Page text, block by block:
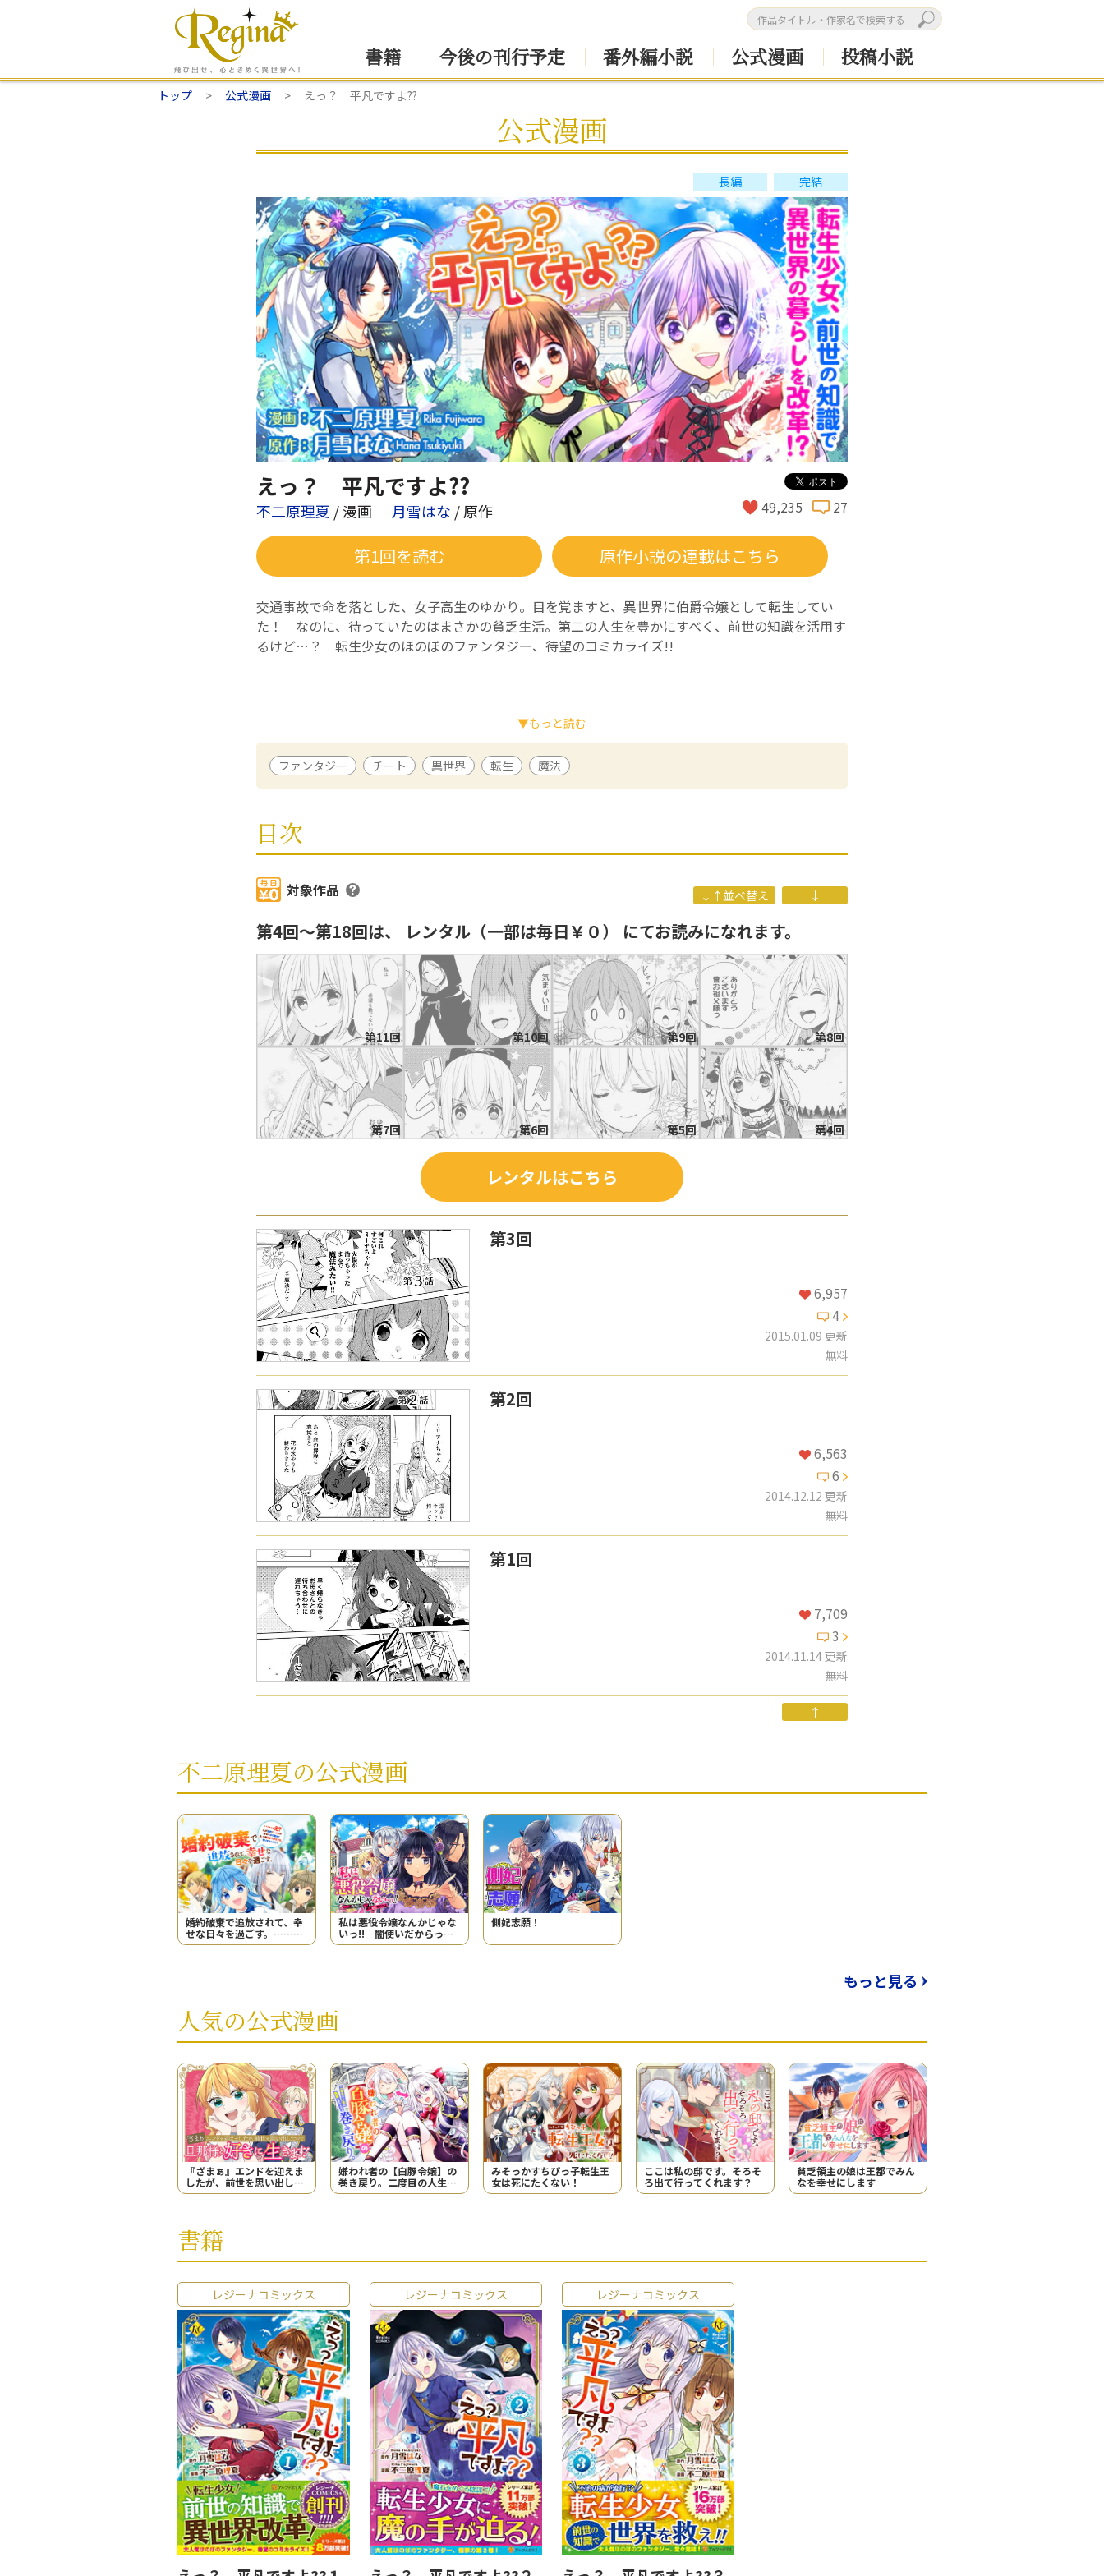
書籍 今後の刊行予定 番外編小説 公式漫画 投稿小説
トップ 公式漫画 えっ？ 平凡ですよ??
公式漫画
長編 完結
えっ？ 平凡ですよ??
不二原理夏 / 漫画 月雪はな / 原作 49,235 27
第1回を読む 原作小説の連載はこちら
交通事故で命を落とした、女子高生のゆかり。目を覚ますと、異世界に伯爵令嬢として転生してい
た！ なのに、待っていたのはまさかの貧乏生活。第二の人生を豊かにすべく、前世の知識を活用す
るけど…？ 転生少女のほのぼのファンタジー、待望のコミカライズ!!
東京都在住。少女漫画を中心に活躍中。代表作に「えっ？ 平凡ですよ??」（原作：月雪はな、アルファポリ
ス、全3巻）、「側妃志願！」（原作：雪永真希、アルファポリス、全2巻）「執事の国の黒アリス」（KADO
月雪はな/ 原作
▼もっと読む
ファンタジー チート 異世界 転生 魔法
目次
対象作品 ↓↑並べ替え ↓
第4回〜第18回は、 レンタル（一部は毎日￥０） にてお読みになれます。
第11回 第10回 第9回 第8回
第7回 第6回 第5回 第4回
レンタルはこちら
第3回
6,957
4
2015.01.09 更新
無料
第2回
6,563
6
2014.12.12 更新
無料
第1回
7,709
3
2014.11.14 更新
無料
↑
不二原理夏の公式漫画
婚約破棄で追放されて、幸
せな日々を過ごす。……
え？ 私が世界に一人しか
私は悪役令嬢なんかじゃな
いっ!! 闇使いだからって
必ずしも悪役だと思うなよ
側妃志願！
もっと見る
人気の公式漫画
『ざまぁ』エンドを迎えま
したが、前世を思い出した
ので旦那様と好きに生きま
嫌われ者の【白豚令嬢】の
巻き戻り。二度目の人生は
失敗しませんわ！
みそっかすちびっ子転生王
女は死にたくない！
ここは私の邸です。そろそ
ろ出て行ってくれます？
貧乏領主の娘は王都でみん
なを幸せにします
書籍
レジーナコミックス レジーナコミックス レジーナコミックス